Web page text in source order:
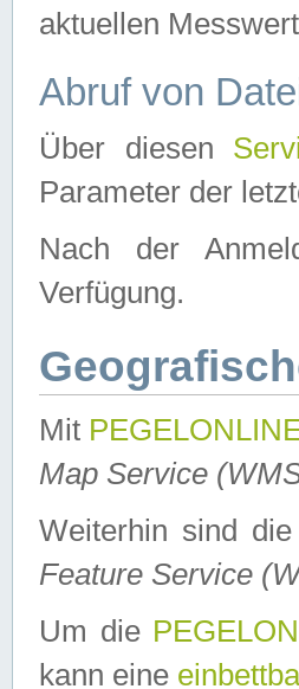
aktuellen
Abruf von
Über diesen
Parameter der
Nach der
Verfügung.
Mit
Map Service
Weiterhin sind
Feature Service
Um die
kann eine